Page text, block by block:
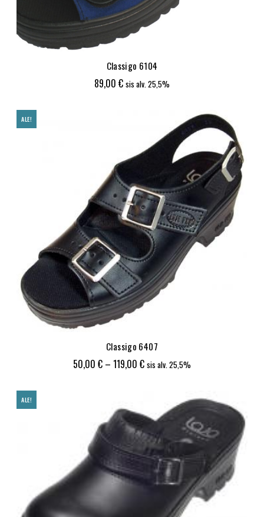
Classigo 6104
89,00 € sis alv. 25,5%
ALE!
Classigo 6407
50,00 € – 119,00 €Hintaluokka:
119,00 €
sis alv. 25,5%
ALE!